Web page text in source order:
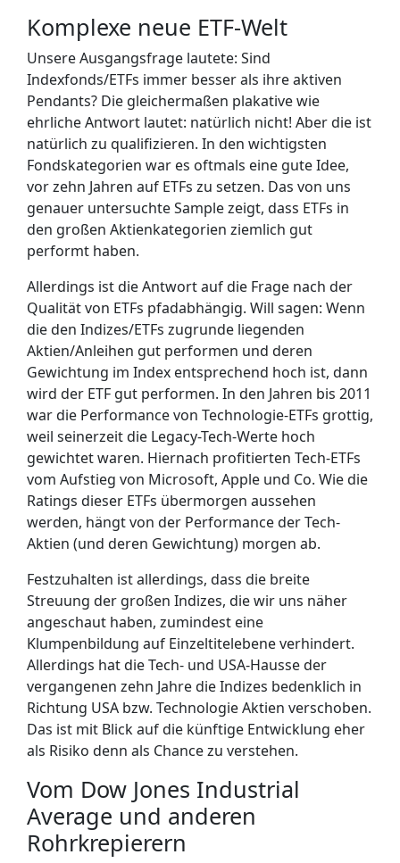
Komplexe neue ETF-Welt
Unsere Ausgangsfrage lautete: Sind
Indexfonds/ETFs immer besser als ihre aktiven
Pendants? Die gleichermaßen plakative wie
ehrliche Antwort lautet: natürlich nicht! Aber die ist
natürlich zu qualifizieren. In den wichtigsten
Fondskategorien war es oftmals eine gute Idee,
vor zehn Jahren auf ETFs zu setzen. Das von uns
genauer untersuchte Sample zeigt, dass ETFs in
den großen Aktienkategorien ziemlich gut
performt haben.
Allerdings ist die Antwort auf die Frage nach der
Qualität von ETFs pfadabhängig. Will sagen: Wenn
die den Indizes/ETFs zugrunde liegenden
Aktien/Anleihen gut performen und deren
Gewichtung im Index entsprechend hoch ist, dann
wird der ETF gut performen. In den Jahren bis 2011
war die Performance von Technologie-ETFs grottig,
weil seinerzeit die Legacy-Tech-Werte hoch
gewichtet waren. Hiernach profitierten Tech-ETFs
vom Aufstieg von Microsoft, Apple und Co. Wie die
Ratings dieser ETFs übermorgen aussehen
werden, hängt von der Performance der Tech-
Aktien (und deren Gewichtung) morgen ab.
Festzuhalten ist allerdings, dass die breite
Streuung der großen Indizes, die wir uns näher
angeschaut haben, zumindest eine
Klumpenbildung auf Einzeltitelebene verhindert.
Allerdings hat die Tech- und USA-Hausse der
vergangenen zehn Jahre die Indizes bedenklich in
Richtung USA bzw. Technologie Aktien verschoben.
Das ist mit Blick auf die künftige Entwicklung eher
als Risiko denn als Chance zu verstehen.
Vom Dow Jones Industrial
Average und anderen
Rohrkrepierern